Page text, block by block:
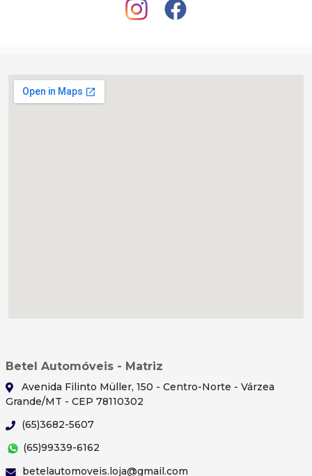
Betel Automóveis - Matriz
Avenida Filinto Müller, 150 - Centro-Norte - Várzea
Grande/MT - CEP 78110302
(65)3682-5607
(65)99339-6162
betelautomoveis.loja@gmail.com